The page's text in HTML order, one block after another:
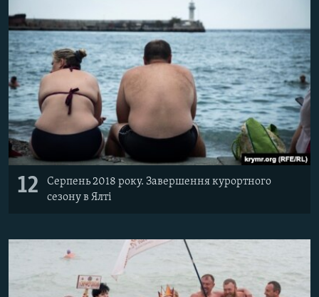
12
Серпень 2018 року. Завершення курортного
сезону в Ялті